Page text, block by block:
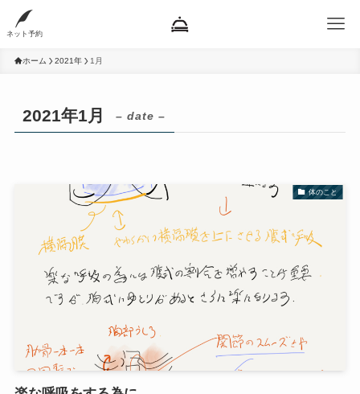
ネット予約
ホーム 2021年 1月
2021年1月 – date –
体のこと